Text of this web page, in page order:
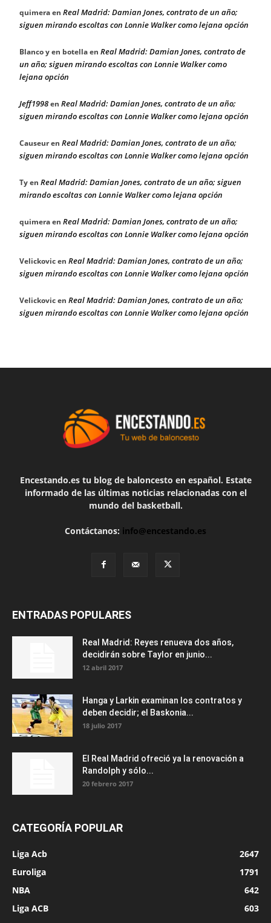
quimeraen Real Madrid: Damian Jones, contrato de un año;
siguen mirando escoltas con Lonnie Walker como lejana opción
Blanco y en botellaen Real Madrid: Damian Jones, contrato de
un año; siguen mirando escoltas con Lonnie Walker como
lejana opción
Jeff1998en Real Madrid: Damian Jones, contrato de un año;
siguen mirando escoltas con Lonnie Walker como lejana opción
Causeuren Real Madrid: Damian Jones, contrato de un año;
siguen mirando escoltas con Lonnie Walker como lejana opción
Tyen Real Madrid: Damian Jones, contrato de un año; siguen
mirando escoltas con Lonnie Walker como lejana opción
quimeraen Real Madrid: Damian Jones, contrato de un año;
siguen mirando escoltas con Lonnie Walker como lejana opción
Velickovicen Real Madrid: Damian Jones, contrato de un año;
siguen mirando escoltas con Lonnie Walker como lejana opción
Velickovicen Real Madrid: Damian Jones, contrato de un año;
siguen mirando escoltas con Lonnie Walker como lejana opción
Encestando.es tu blog de baloncesto en español. Estate
informado de las últimas noticias relacionadas con el
mundo del basketball.
Contáctanos: info@encestando.es
ENTRADAS POPULARES
Real Madrid: Reyes renueva dos años,
decidirán sobre Taylor en junio...
12 abril 2017
Hanga y Larkin examinan los contratos y
deben decidir; el Baskonia...
18 julio 2017
El Real Madrid ofreció ya la renovación a
Randolph y sólo...
20 febrero 2017
CATEGORÍA POPULAR
Liga Acb
2647
Euroliga
1791
NBA
642
Liga ACB
603